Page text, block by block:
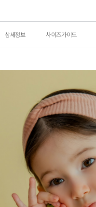
상세정보 사이즈가이드